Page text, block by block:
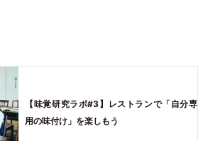
【味覚研究ラボ#3】レストランで「自分専
用の味付け」を楽しもう